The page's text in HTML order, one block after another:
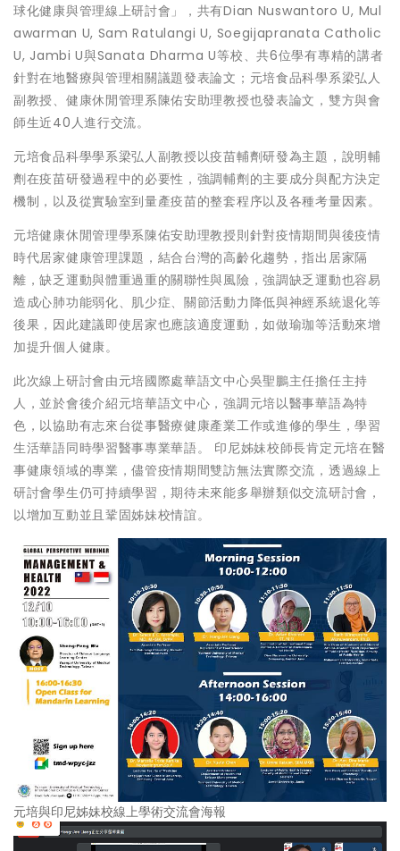
球化健康與管理線上研討會」，共有Dian Nuswantoro U, Mul
awarman U, Sam Ratulangi U, Soegijapranata Catholic
U, Jambi U與Sanata Dharma U等校、共6位學有專精的講者
針對在地醫療與管理相關議題發表論文；元培食品科學系梁弘人
副教授、健康休閒管理系陳佑安助理教授也發表論文，雙方與會
師生近40人進行交流。
元培食品科學學系梁弘人副教授以疫苗輔劑研發為主題，說明輔
劑在疫苗研發過程中的必要性，強調輔劑的主要成分與配方決定
機制，以及從實驗室到量產疫苗的整套程序以及各種考量因素。
元培健康休閒管理學系陳佑安助理教授則針對疫情期間與後疫情
時代居家健康管理課題，結合台灣的高齡化趨勢，指出居家隔
離，缺乏運動與體重過重的關聯性與風險，強調缺乏運動也容易
造成心肺功能弱化、肌少症、關節活動力降低與神經系統退化等
後果，因此建議即使居家也應該適度運動，如做瑜珈等活動來增
加提升個人健康。
此次線上研討會由元培國際處華語文中心吳聖鵬主任擔任主持
人，並於會後介紹元培華語文中心，強調元培以醫事華語為特
色，以協助有志來台從事醫療健康產業工作或進修的學生，學習
生活華語同時學習醫事專業華語。 印尼姊妹校師長肯定元培在醫
事健康領域的專業，儘管疫情期間雙訪無法實際交流，透過線上
研討會學生仍可持續學習，期待未來能多舉辦類似交流研討會，
以增加互動並且鞏固姊妹校情誼。
元培與印尼姊妹校線上學術交流會海報